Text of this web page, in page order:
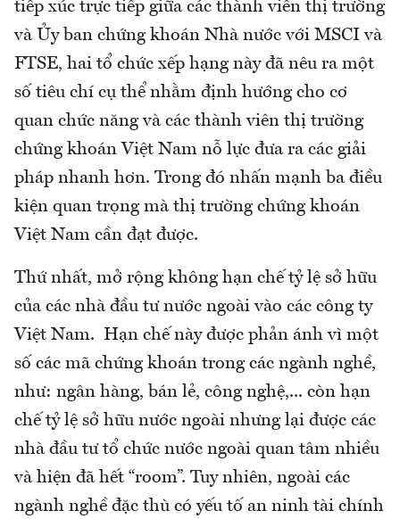
tiếp xúc trực tiếp giữa các thành viên thị trường
và Ủy ban chứng khoán Nhà nước với MSCI và
FTSE, hai tổ chức xếp hạng này đã nêu ra một
số tiêu chí cụ thể nhằm định hướng cho cơ
quan chức năng và các thành viên thị trường
chứng khoán Việt Nam nỗ lực đưa ra các giải
pháp nhanh hơn. Trong đó nhấn mạnh ba điều
kiện quan trọng mà thị trường chứng khoán
Việt Nam cần đạt được.
Thứ nhất, mở rộng không hạn chế tỷ lệ sở hữu
của các nhà đầu tư nước ngoài vào các công ty
Việt Nam. Hạn chế này được phản ánh vì một
số các mã chứng khoán trong các ngành nghề,
như: ngân hàng, bán lẻ, công nghệ,... còn hạn
chế tỷ lệ sở hữu nước ngoài nhưng lại được các
nhà đầu tư tổ chức nước ngoài quan tâm nhiều
và hiện đã hết “room”. Tuy nhiên, ngoài các
ngành nghề đặc thù có yếu tố an ninh tài chính